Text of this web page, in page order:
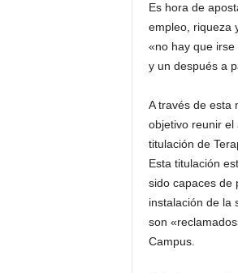
Es hora de
empleo, riqueza
«no hay que
y un después a
A través de esta
objetivo reunir el
titulación de
Esta titulación
sido capaces de
instalación de la
son
Campus.